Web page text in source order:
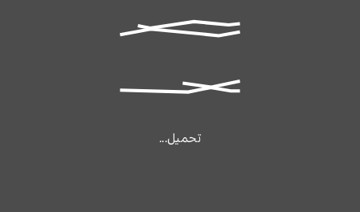
تحميل...